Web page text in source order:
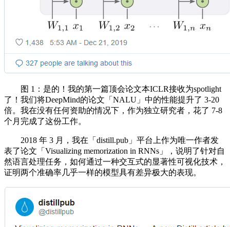
图 1：是的！我的第一篇顶会论文本ICLR接收为spotlight
了！我们将DeepMind的论文「NALU」中的性能提升了 3-20
倍。我在没有任何资助的情况下，作为独立研究者，花了 7-8
个月完成了这份工作。
2018 年 3 月，我在「distill.pub」平台上作为唯一作者发
表了论文「Visualizing memorization in RNNs」，说明了针对自
然语言处理任务，如何通过一种交互式的显著性可视化技术，
证明两个准确率几乎一样的模型具有差异极大的表现。